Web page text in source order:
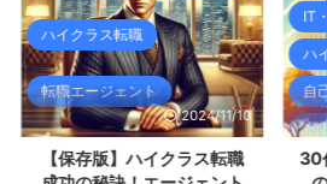
ハイクラス転職
転職エージェント
2024/11/10
【保存版】ハイクラス転職
IT
ハ
自
転
30